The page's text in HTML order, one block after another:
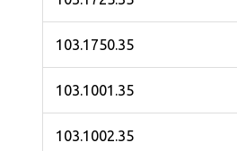
103.1750.35
103.1001.35
103.1002.35